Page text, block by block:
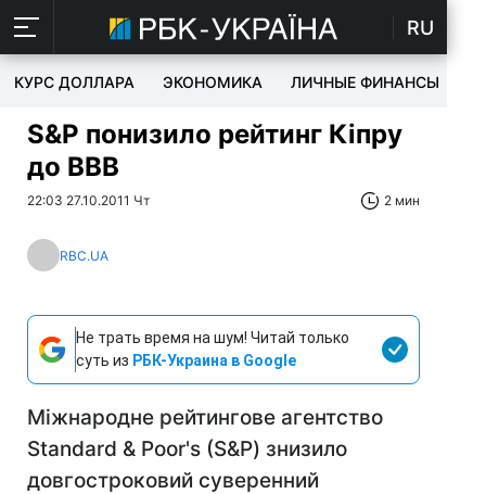
RU
КУРС ДОЛЛАРА ЭКОНОМИКА ЛИЧНЫЕ ФИНАНСЫ
S&P понизило рейтинг Кіпру
до ВВВ
22:03 27.10.2011 Чт 2 мин
RBC.UA
Не трать время на шум! Читай только
суть из РБК-Украина в Google
Міжнародне рейтингове агентство
Standard & Poor's (S&Р) знизило
довгостроковий суверенний